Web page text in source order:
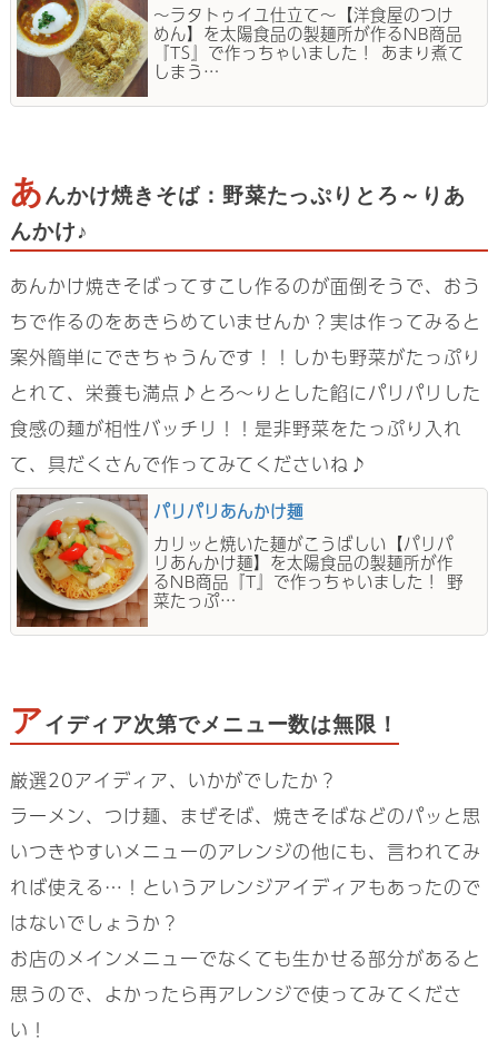
～ラタトゥイユ仕立て～【洋食屋のつけ
めん】を太陽食品の製麺所が作るNB商品
『TS』で作っちゃいました！ あまり煮て
しまう…
あ んかけ焼きそば：野菜たっぷりとろ～りあ
んかけ♪
あんかけ焼きそばってすこし作るのが面倒そうで、おう
ちで作るのをあきらめていませんか？実は作ってみると
案外簡単にできちゃうんです！！しかも野菜がたっぷり
とれて、栄養も満点♪とろ～りとした餡にパリパリした
食感の麺が相性バッチリ！！是非野菜をたっぷり入れ
て、具だくさんで作ってみてくださいね♪
パリパリあんかけ麺
カリッと焼いた麺がこうばしい【パリパ
リあんかけ麺】を太陽食品の製麺所が作
るNB商品『T』で作っちゃいました！ 野
菜たっぷ…
アイディア次第でメニュー数は無限！
厳選20アイディア、いかがでしたか？
ラーメン、つけ麺、まぜそば、焼きそばなどのパッと思
いつきやすいメニューのアレンジの他にも、言われてみ
れば使える…！というアレンジアイディアもあったので
はないでしょうか？
お店のメインメニューでなくても生かせる部分があると
思うので、よかったら再アレンジで使ってみてくださ
い！